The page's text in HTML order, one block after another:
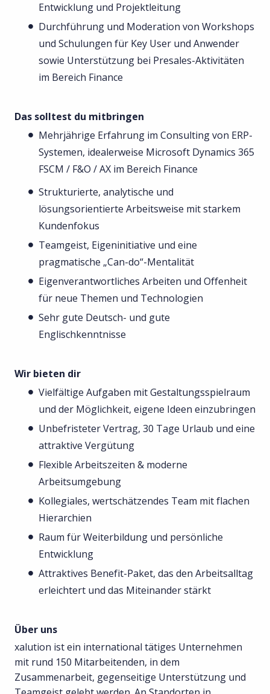
Entwicklung und Projektleitung
Durchführung und Moderation von Workshops
und Schulungen für Key User und Anwender
sowie Unterstützung bei Presales-Aktivitäten
im Bereich Finance
Das solltest du mitbringen
Mehrjährige Erfahrung im Consulting von ERP-
Systemen, idealerweise Microsoft Dynamics 365
FSCM / F&O / AX im Bereich Finance
Strukturierte, analytische und
lösungsorientierte Arbeitsweise mit starkem
Kundenfokus
Teamgeist, Eigeninitiative und eine
pragmatische „Can-do“-Mentalität
Eigenverantwortliches Arbeiten und Offenheit
für neue Themen und Technologien
Sehr gute Deutsch- und gute
Englischkenntnisse
Wir bieten dir
Vielfältige Aufgaben mit Gestaltungsspielraum
und der Möglichkeit, eigene Ideen einzubringen
Unbefristeter Vertrag, 30 Tage Urlaub und eine
attraktive Vergütung
Flexible Arbeitszeiten & moderne
Arbeitsumgebung
Kollegiales, wertschätzendes Team mit flachen
Hierarchien
Raum für Weiterbildung und persönliche
Entwicklung
Attraktives Benefit-Paket, das den Arbeitsalltag
erleichtert und das Miteinander stärkt
Über uns
xalution ist ein international tätiges Unternehmen
mit rund 150 Mitarbeitenden, in dem
Zusammenarbeit, gegenseitige Unterstützung und